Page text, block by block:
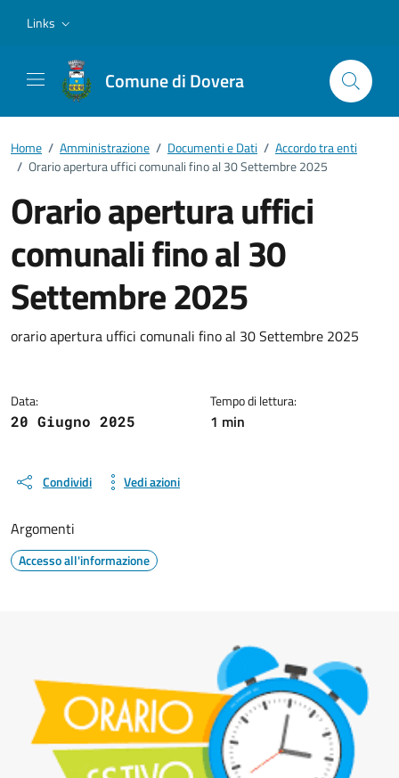
Links
Comune di Dovera
Home / Amministrazione / Documenti e Dati / Accordo tra enti
/ Orario apertura uffici comunali fino al 30 Settembre 2025
Orario apertura uffici
comunali fino al 30
Settembre 2025
Dettagli del documento
orario apertura uffici comunali fino al 30 Settembre 2025
Data:
20 Giugno 2025
Tempo di lettura:
1 min
Condividi Vedi azioni
Argomenti
Accesso all'informazione